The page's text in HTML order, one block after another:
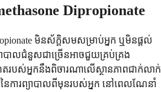
Dipropionate
មិនស័ក្តិសមសម្រាប់អ្នក ឬមិនផ្តល់
ាបាលជំនួសជាច្រើនអាចជួយគ្រប់គ្រង
តរបស់អ្នកនឹងពិចារណាលើស្ថានភាពជាក់លាក់
បនៃការព្យាបាលពីមុនរបស់អ្នក នៅពេលណែនាំ